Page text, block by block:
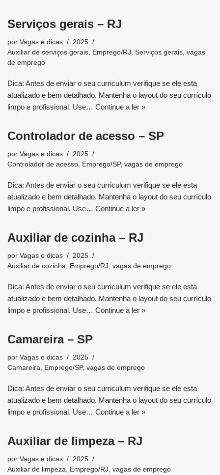
Serviços gerais – RJ
por Vagas e dicas
2025
Auxiliar de serviços gerais
Emprego/RJ Serviços gerais vagas
de emprego
Dica: Antes de enviar o seu curriculum verifique se ele esta
atualizado e bem detalhado. Mantenha o layout do seu currículo
limpo e profissional. Use… Continue a ler »
Controlador de acesso – SP
por Vagas e dicas
2025
Controlador de acesso
Emprego/SP, vagas de emprego
Dica: Antes de enviar o seu curriculum verifique se ele esta
atualizado e bem detalhado. Mantenha o layout do seu currículo
limpo e profissional. Use… Continue a ler »
Auxiliar de cozinha – RJ
por Vagas e dicas
2025
Auxiliar de cozinha
Emprego/RJ vagas de emprego
Dica: Antes de enviar o seu curriculum verifique se ele esta
atualizado e bem detalhado. Mantenha o layout do seu currículo
limpo e profissional. Use… Continue a ler »
Camareira – SP
por Vagas e dicas
2025
Camareira
Emprego/SP, vagas de emprego
Dica: Antes de enviar o seu curriculum verifique se ele esta
atualizado e bem detalhado. Mantenha o layout do seu currículo
limpo e profissional. Use… Continue a ler »
Auxiliar de limpeza – RJ
por Vagas e dicas
2025
Auxiliar de limpeza
Emprego/RJ vagas de emprego